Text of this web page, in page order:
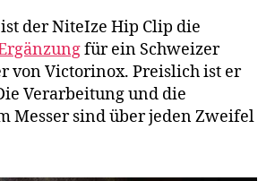
der NiteIze Hip Clip die
für ein Schweizer
von Victorinox. Preislich ist er
Verarbeitung und die
Messer sind über jeden Zweifel